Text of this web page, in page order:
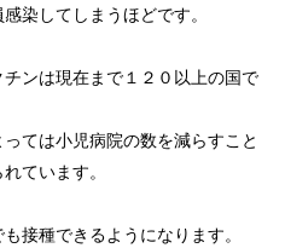
染してしまうほどです。
ンは現在まで１２０以上の国で
ては小児病院の数を減らすこと
ています。
接種できるようになります。